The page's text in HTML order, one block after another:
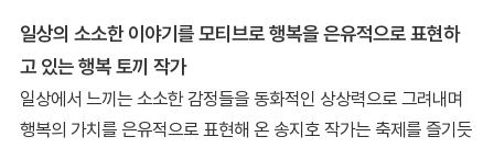
일상의 소소한 이야기를 모티브로 행복을 은유적으로 표현하
고 있는 행복 토끼 작가
일상에서 느끼는 소소한 감정들을 동화적인 상상력으로 그려내며
행복의 가치를 은유적으로 표현해 온 송지호 작가는 축제를 즐기듯